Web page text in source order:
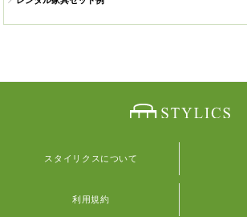
スタイリクスについて
利用規約